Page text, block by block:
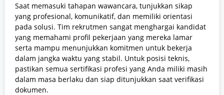
Saat memasuki tahapan wawancara, tunjukkan sikap
yang profesional, komunikatif, dan memiliki orientasi
pada solusi. Tim rekrutmen sangat menghargai kandidat
yang memahami profil pekerjaan yang mereka lamar
serta mampu menunjukkan komitmen untuk bekerja
dalam jangka waktu yang stabil. Untuk posisi teknis,
pastikan semua sertifikasi profesi yang Anda miliki masih
dalam masa berlaku dan siap ditunjukkan saat verifikasi
dokumen.